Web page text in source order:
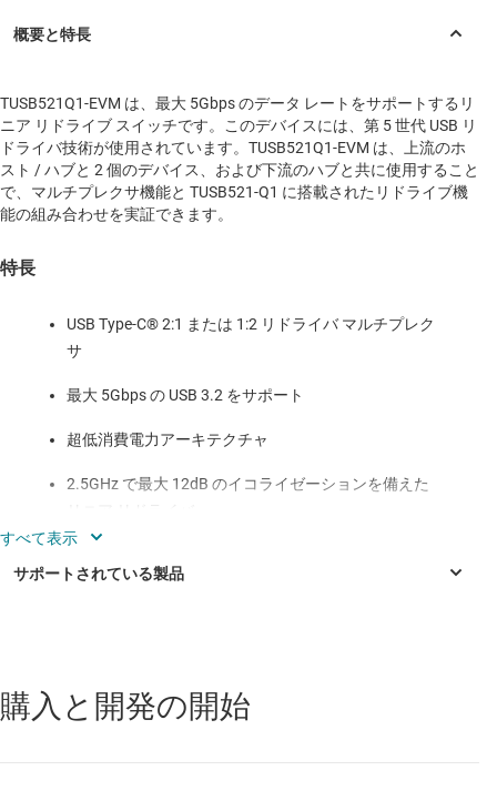
TUSB521Q1-EVM は、最大 5Gbps のデータ レートをサポートするリ
ニア リドライブ スイッチです。このデバイスには、第 5 世代 USB リ
ドライバ技術が使用されています。TUSB521Q1-EVM は、上流のホ
スト / ハブと 2 個のデバイス、および下流のハブと共に使用すること
で、マルチプレクサ機能と TUSB521-Q1 に搭載されたリドライブ機
能の組み合わせを実証できます。
特長
USB Type-C® 2:1 または 1:2 リドライバ マルチプレク
サ
最大 5Gbps の USB 3.2 をサポート
超低消費電力アーキテクチャ
2.5GHz で最大 12dB のイコライゼーションを備えた
TUSB521-Q1 — 車載、USB Type-C ®5Gbps リニア リドライバのマ
ルチプレクサ / デマルチプレクサ
購入と開発の開始